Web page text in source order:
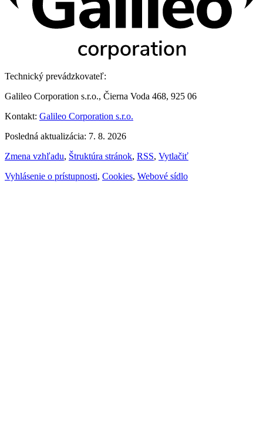
Technický prevádzkovateľ:
Galileo Corporation s.r.o., Čierna Voda 468, 925 06
Kontakt: Galileo Corporation s.r.o.
Posledná aktualizácia: 7. 8. 2026
Zmena vzhľadu, Štruktúra stránok, RSS, Vytlačiť
Vyhlásenie o prístupnosti, Cookies, Webové sídlo